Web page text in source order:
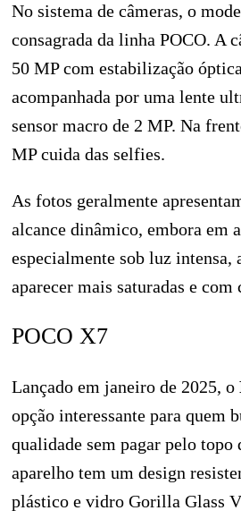
No sistema de câmeras, o
consagrada da linha POCO. A
50 MP com estabilização
acompanhada por uma lente
sensor macro de 2 MP. Na
MP cuida das selfies.
As fotos geralmente
alcance dinâmico, embora em
especialmente sob luz intensa,
aparecer mais saturadas e com
POCO X7
Lançado em janeiro de 2025, o
opção interessante para quem
qualidade sem pagar pelo topo
aparelho tem um design
plástico e vidro Gorilla Glass